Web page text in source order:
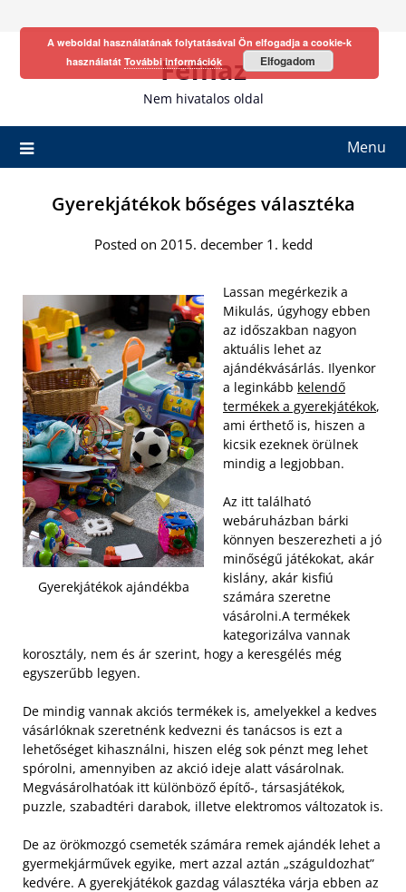
Fefhaz
Nem hivatalos oldal
Menu
Gyerekjátékok bőséges választéka
Posted on 2015. december 1. kedd
Gyerekjátékok ajándékba
Lassan megérkezik a
Mikulás, úgyhogy ebben
az időszakban nagyon
aktuális lehet az
ajándékvásárlás. Ilyenkor
a leginkább kelendő
termékek a gyerekjátékok,
ami érthető is, hiszen a
kicsik ezeknek örülnek
mindig a legjobban.
Az itt található
webáruházban bárki
könnyen beszerezheti a jó
minőségű játékokat, akár
kislány, akár kisfiú
számára szeretne
vásárolni.A termékek
kategorizálva vannak
korosztály, nem és ár szerint, hogy a keresgélés még
egyszerűbb legyen.
De mindig vannak akciós termékek is, amelyekkel a kedves
vásárlóknak szeretnénk kedvezni és tanácsos is ezt a
lehetőséget kihasználni, hiszen elég sok pénzt meg lehet
spórolni, amennyiben az akció ideje alatt vásárolnak.
Megvásárolhatóak itt különböző építő-, társasjátékok,
puzzle, szabadtéri darabok, illetve elektromos változatok is.
De az örökmozgó csemeték számára remek ajándék lehet a
gyermekjárművek egyike, mert azzal aztán „száguldozhat”
kedvére. A gyerekjátékok gazdag választéka várja ebben az
A weboldal használatának folytatásával Ön elfogadja a cookie-k
használatát További információk Elfogadom